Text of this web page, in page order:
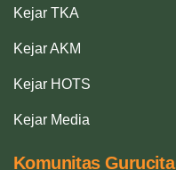
Kejar TKA
Kejar AKM
Kejar HOTS
Kejar Media
Komunitas Gurucita